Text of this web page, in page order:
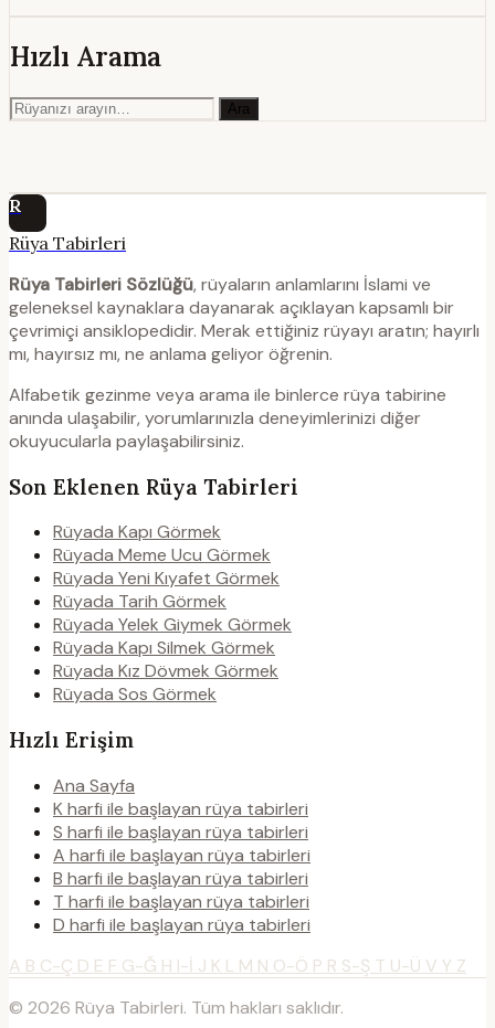
Hızlı Arama
Ara
R
Rüya Tabirleri
Rüya Tabirleri Sözlüğü, rüyaların anlamlarını İslami ve
geleneksel kaynaklara dayanarak açıklayan kapsamlı bir
çevrimiçi ansiklopedidir. Merak ettiğiniz rüyayı aratın; hayırlı
mı, hayırsız mı, ne anlama geliyor öğrenin.
Alfabetik gezinme veya arama ile binlerce rüya tabirine
anında ulaşabilir, yorumlarınızla deneyimlerinizi diğer
okuyucularla paylaşabilirsiniz.
Son Eklenen Rüya Tabirleri
Rüyada Kapı Görmek
Rüyada Meme Ucu Görmek
Rüyada Yeni Kıyafet Görmek
Rüyada Tarih Görmek
Rüyada Yelek Giymek Görmek
Rüyada Kapı Silmek Görmek
Rüyada Kız Dövmek Görmek
Rüyada Sos Görmek
Hızlı Erişim
Ana Sayfa
K harfi ile başlayan rüya tabirleri
S harfi ile başlayan rüya tabirleri
A harfi ile başlayan rüya tabirleri
B harfi ile başlayan rüya tabirleri
T harfi ile başlayan rüya tabirleri
D harfi ile başlayan rüya tabirleri
A B C-Ç D E F G-Ğ H I-İ J K L M N O-Ö P R S-Ş T U-Ü V Y Z
© 2026 Rüya Tabirleri. Tüm hakları saklıdır.